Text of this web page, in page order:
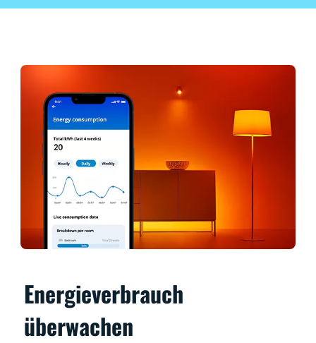
Energieverbrauch
überwachen